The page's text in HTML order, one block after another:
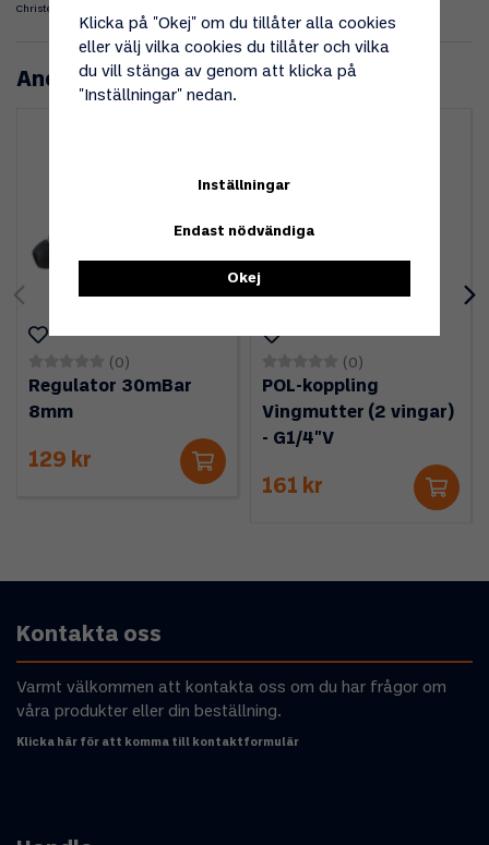
Christer
Andra köpte även
(0)
Regulator 30mBar
8mm
129 kr
(0)
POL-koppling
Vingmutter (2 vingar)
- G1/4"V
161 kr
Kontakta oss
Varmt välkommen att kontakta oss om du har frågor om
våra produkter eller din beställning.
Klicka här för att komma till kontaktformulär
Klicka på "Okej" om du tillåter alla cookies
eller välj vilka cookies du tillåter och vilka
du vill stänga av genom att klicka på
"Inställningar" nedan.
Inställningar
Endast nödvändiga
Okej